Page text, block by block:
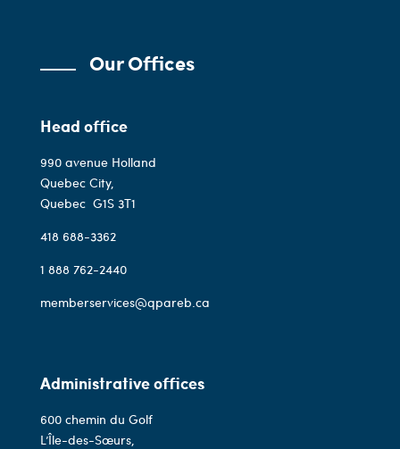
Our Offices
Head office
990 avenue Holland
Quebec City,
Quebec G1S 3T1
418 688-3362
1 888 762-2440
memberservices@qpareb.ca
Administrative offices
600 chemin du Golf
L’Île-des-Sœurs,